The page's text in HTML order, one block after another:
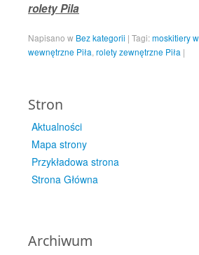
rolety Pila
Napisano w Bez kategorii | Tagi:moskitiery
wewnętrzne Piła rolety zewnętrzne Piła |
Stron
Aktualności
Mapa strony
Przykładowa strona
Strona Główna
Archiwum